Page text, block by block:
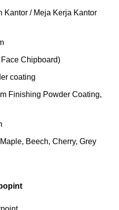
Kantor / Meja Kerja Kantor
Chipboard)
coating
Finishing Powder Coating,
Beech, Cherry, Grey